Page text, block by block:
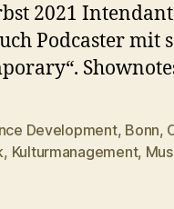
2021
Podcaster mit
Development, Bonn,
, Kulturmanagement,